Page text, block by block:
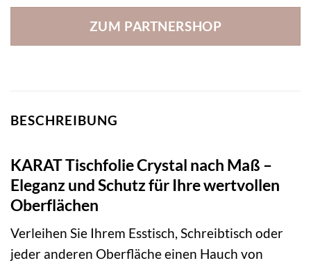
ZUM PARTNERSHOP
BESCHREIBUNG
KARAT Tischfolie Crystal nach Maß –
Eleganz und Schutz für Ihre wertvollen
Oberflächen
Verleihen Sie Ihrem Esstisch, Schreibtisch oder
jeder anderen Oberfläche einen Hauch von